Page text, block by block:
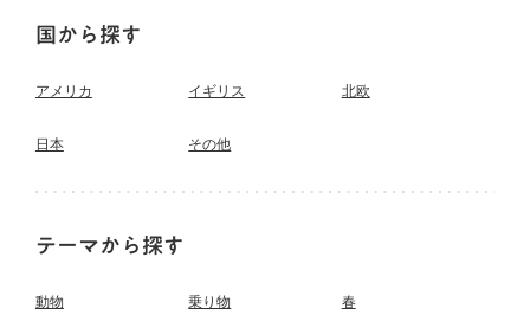
国から探す
アメリカ イギリス 北欧
日本 その他
テーマから探す
動物 乗り物 春